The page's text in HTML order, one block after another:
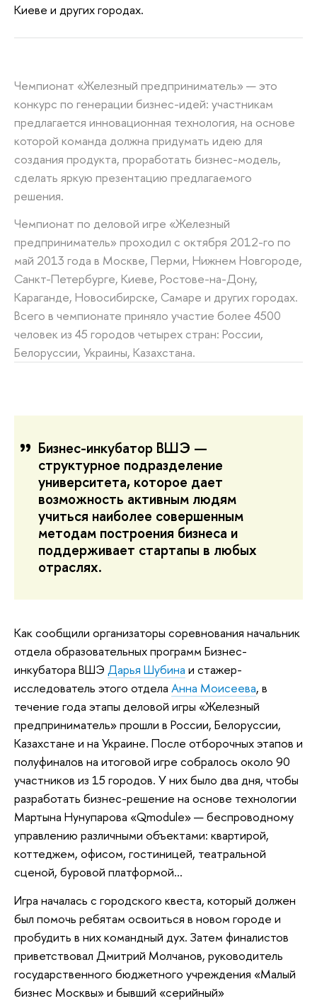
Киеве и других городах.
Чемпионат «Железный предприниматель» — это
конкурс по генерации бизнес-идей: участникам
предлагается инновационная технология, на основе
которой команда должна придумать идею для
создания продукта, проработать бизнес-модель,
сделать яркую презентацию предлагаемого
решения.
Чемпионат по деловой игре «Железный
предприниматель» проходил с октября 2012-го по
май 2013 года в Москве, Перми, Нижнем Новгороде,
Санкт-Петербурге, Киеве, Ростове-на-Дону,
Караганде, Новосибирске, Самаре и других городах.
Всего в чемпионате приняло участие более 4500
человек из 45 городов четырех стран: России,
Белоруссии, Украины, Казахстана.
Бизнес-инкубатор ВШЭ —
структурное подразделение
университета, которое дает
возможность активным людям
учиться наиболее совершенным
методам построения бизнеса и
поддерживает стартапы в любых
отраслях.
Как сообщили организаторы соревнования начальник
отдела образовательных программ Бизнес-
инкубатора ВШЭ Дарья Шубина и стажер-
исследователь этого отдела Анна Моисеева, в
течение года этапы деловой игры «Железный
предприниматель» прошли в России, Белоруссии,
Казахстане и на Украине. После отборочных этапов и
полуфиналов на итоговой игре собралось около 90
участников из 15 городов. У них было два дня, чтобы
разработать бизнес-решение на основе технологии
Мартына Нунупарова «Qmodule» — беспроводному
управлению различными объектами: квартирой,
коттеджем, офисом, гостиницей, театральной
сценой, буровой платформой…
Игра началась с городского квеста, который должен
был помочь ребятам освоиться в новом городе и
пробудить в них командный дух. Затем финалистов
приветствовал Дмитрий Молчанов, руководитель
государственного бюджетного учреждения «Малый
бизнес Москвы» и бывший «серийный»